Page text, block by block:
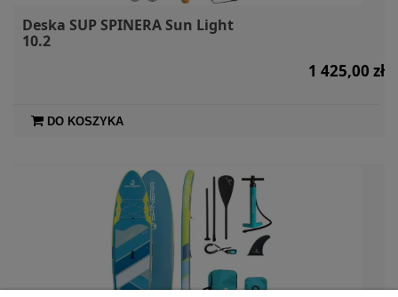
Deska SUP SPINERA Sun Light
10.2
1 425,00 zł
DO KOSZYKA